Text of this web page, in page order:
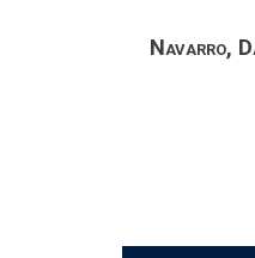
Navarro,